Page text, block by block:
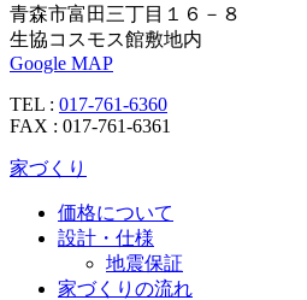
青森市富田三丁目１６－８
生協コスモス館敷地内
Google MAP
TEL : 017-761-6360
FAX : 017-761-6361
家づくり
価格について
設計・仕様
地震保証
家づくりの流れ